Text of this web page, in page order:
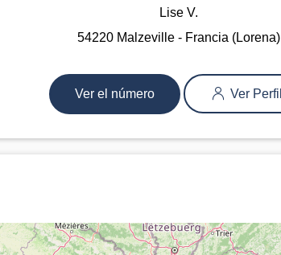
Lise V.
54220 Malzeville - Francia (Lorena)
Ver el número Ver Perfil